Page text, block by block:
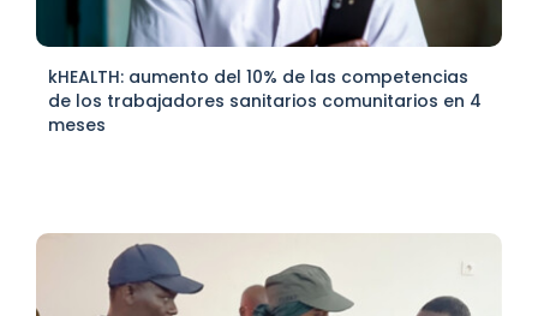
kHEALTH: aumento del 10% de las competencias
de los trabajadores sanitarios comunitarios en 4
meses